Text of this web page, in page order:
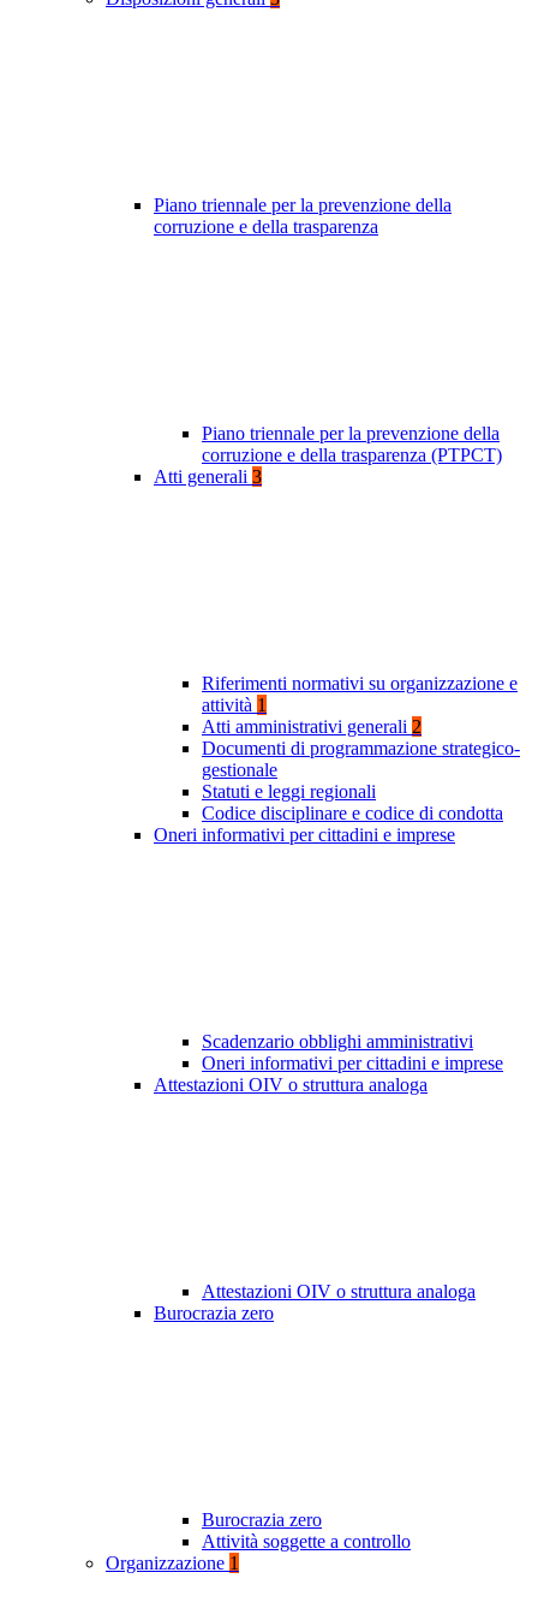
Piano triennale per la prevenzione della
corruzione e della trasparenza
Piano triennale per la prevenzione della
corruzione e della trasparenza (PTPCT)
Atti generali 3
Riferimenti normativi su organizzazione e
attività 1
Atti amministrativi generali 2
Documenti di programmazione strategico-
gestionale
Statuti e leggi regionali
Codice disciplinare e codice di condotta
Oneri informativi per cittadini e imprese
Scadenzario obblighi amministrativi
Oneri informativi per cittadini e imprese
Attestazioni OIV o struttura analoga
Attestazioni OIV o struttura analoga
Burocrazia zero
Burocrazia zero
Attività soggette a controllo
Organizzazione 1